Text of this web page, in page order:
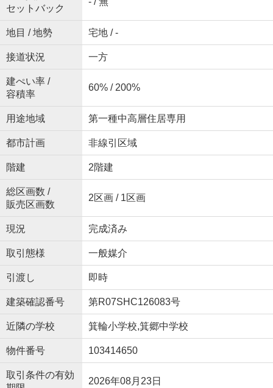
セットバック
地目 / 地勢 宅地 / -
接道状況 一方
建ぺい率 /
容積率
60% / 200%
用途地域 第一種中高層住居専用
都市計画 非線引区域
階建 2階建
総区画数 /
販売区画数
2区画 / 1区画
現況 完成済み
取引態様 一般媒介
引渡し 即時
建築確認番号 第R07SHC126083号
近隣の学校 箕輪小学校,箕郷中学校
物件番号 103414650
取引条件の有効
2026年08月23日